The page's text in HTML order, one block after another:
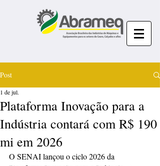
Post
Plataforma Inovação para a
Indústria contará com R$ 190
mi em 2026
1 de jul.
O SENAI lançou o ciclo 2026 da